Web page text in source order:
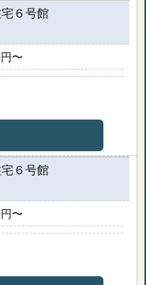
６号館
〜
６号館
〜